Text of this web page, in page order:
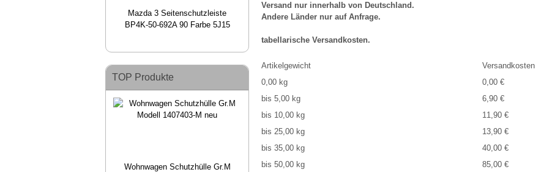
Mazda 3 Seitenschutzleiste
BP4K-50-692A 90 Farbe 5J15
TOP Produkte
Wohnwagen Schutzhülle Gr.M
Versand nur innerhalb von Deutschland.
Andere Länder nur auf Anfrage.
tabellarische Versandkosten.
Artikelgewicht
Versandkosten
0,00 kg
0,00 €
bis 5,00 kg
6,90 €
bis 10,00 kg
11,90 €
bis 25,00 kg
13,90 €
bis 35,00 kg
40,00 €
bis 50,00 kg
85,00 €